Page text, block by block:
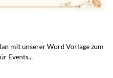
mit unserer Word Vorlage zum
Events...